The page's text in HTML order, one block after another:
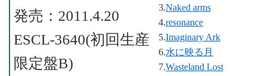
3.Naked arms
4.resonance
5.Imaginary Ark
6.水に映る月
7.Wasteland Lost
発売：2011.4.20
ESCL-3640(初回生産
限定盤B)